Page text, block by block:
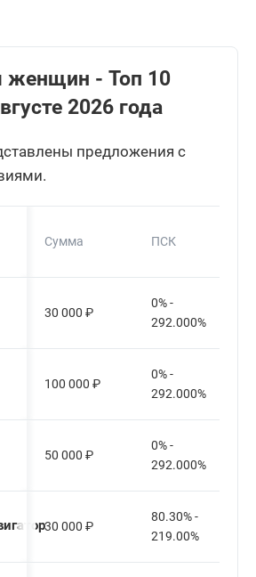
женщин - Топ 10
2026 года
предложения с
Сумма ПСК
30 000 ₽
0% -
292.000%
100 000 ₽
0% -
292.000%
50 000 ₽
0% -
292.000%
30 000 ₽
80.30% -
219.00%